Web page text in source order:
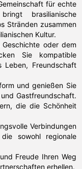
für echte
brasilianische
Stränden zusammen
Kultur.
oder dem
Sie kompatible
Leben, Freundschaft
und genießen Sie
Gastfreundschaft.
die die Schönheit
Verbindungen
sowohl regionale
Freude Ihren Weg
erhellen.